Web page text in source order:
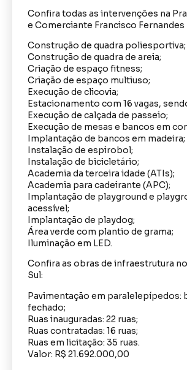
Confira todas as intervenções na
e Comerciante Francisco Fernandes
Construção de quadra poliesportiva;
Construção de quadra de areia;
Criação de espaço fitness;
Criação de espaço multiuso;
Execução de clicovia;
Estacionamento com 16 vagas,
Execução de calçada de passeio;
Execução de mesas e bancos em
Implantação de bancos em madeira;
Instalação de espirobol;
Instalação de bicicletário;
Academia da terceira idade (ATIs);
Academia para cadeirante (APC);
Implantação de playground e
acessível;
Implantação de playdog;
Área verde com plantio de grama;
Iluminação em LED.
Confira as obras de infraestrutura
Sul:
Pavimentação em paralelepípedos:
fechado;
Ruas inauguradas: 22 ruas;
Ruas contratadas: 16 ruas;
Ruas em licitação: 35 ruas.
Valor: R$ 21.692.000,00